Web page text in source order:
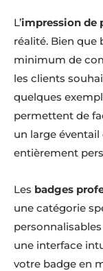
L’impression de
réalité. Bien que
minimum de
les clients
quelques
permettent de
un large
entièrement
Les badges
une catégorie
une interface
votre badge en